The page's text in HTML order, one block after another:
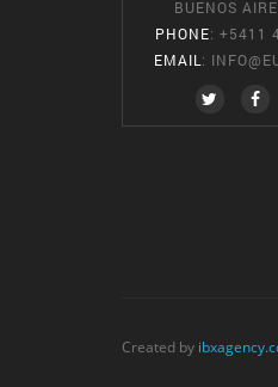
BUENOS
PHONE: +5411
EMAIL :
Created by